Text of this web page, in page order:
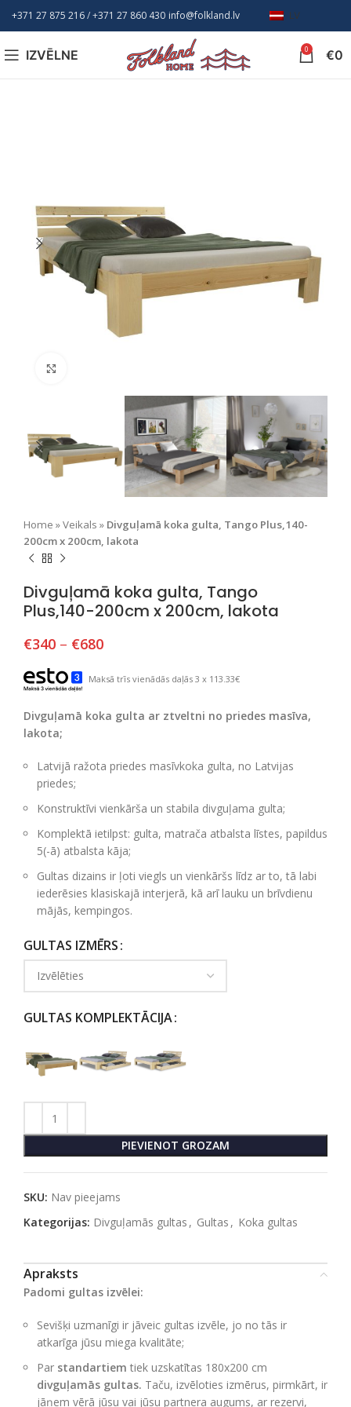
+371 27 875 216/ +371 27 860 430 info@folkland.lv LV
IZVĒLNE 0 €0
Home »Veikals » Divguļamā koka gulta, Tango Plus,140-
200cm x 200cm, lakota
Divguļamā koka gulta, Tango
Plus,140-200cm x 200cm, lakota
€340 – €680
Maksā trīs vienādās daļās 3 x 113.33€
Divguļamā koka gulta ar ztveltni no priedes masīva,
lakota;
Latvijā ražota priedes masīvkoka gulta, no Latvijas
priedes;
Konstruktīvi vienkārša un stabila divguļama gulta;
Komplektā ietilpst: gulta, matrača atbalsta līstes, papildus
5(-ā) atbalsta kāja;
Gultas dizains ir ļoti viegls un vienkāršs līdz ar to, tā labi
iederēsies klasiskajā interjerā, kā arī lauku un brīvdienu
mājās, kempingos.
GULTAS IZMĒRS
GULTAS KOMPLEKTĀCIJA
PIEVIENOT GROZAM
SKU: Nav pieejams
Kategorijas: Divguļamās gultas , Gultas , Koka gultas
Apraksts
Padomi gultas izvēlei:
Sevišķi uzmanīgi ir jāveic gultas izvēle, jo no tās ir
atkarīga jūsu miega kvalitāte;
Par standartiem tiek uzskatītas 180х200 cm
divguļamās gultas. Taču, izvēloties izmērus, pirmkārt, ir
jāņem vērā jūsu vai jūsu partnera augums, ar rezervi,